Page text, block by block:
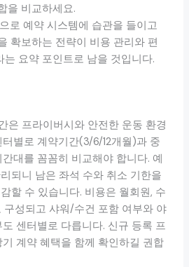
을 비교하세요.
로 예약 시스템에 습관을 들이고
확보하는 전략이 비용 관리와 편
는 요약 포인트로 남을 것입니다.
은 프라이버시와 안전한 운동 환경
별로 계약기간(3/6/12개월)과 중
대를 꼼꼼히 비교해야 합니다. 예
되니 남은 좌석 수와 취소 기한을
할 수 있습니다. 비용은 월회원, 수
구성되고 샤워/수건 포함 여부와 야
도 센터별로 다릅니다. 신규 등록 프
계약 혜택을 함께 확인하길 권합